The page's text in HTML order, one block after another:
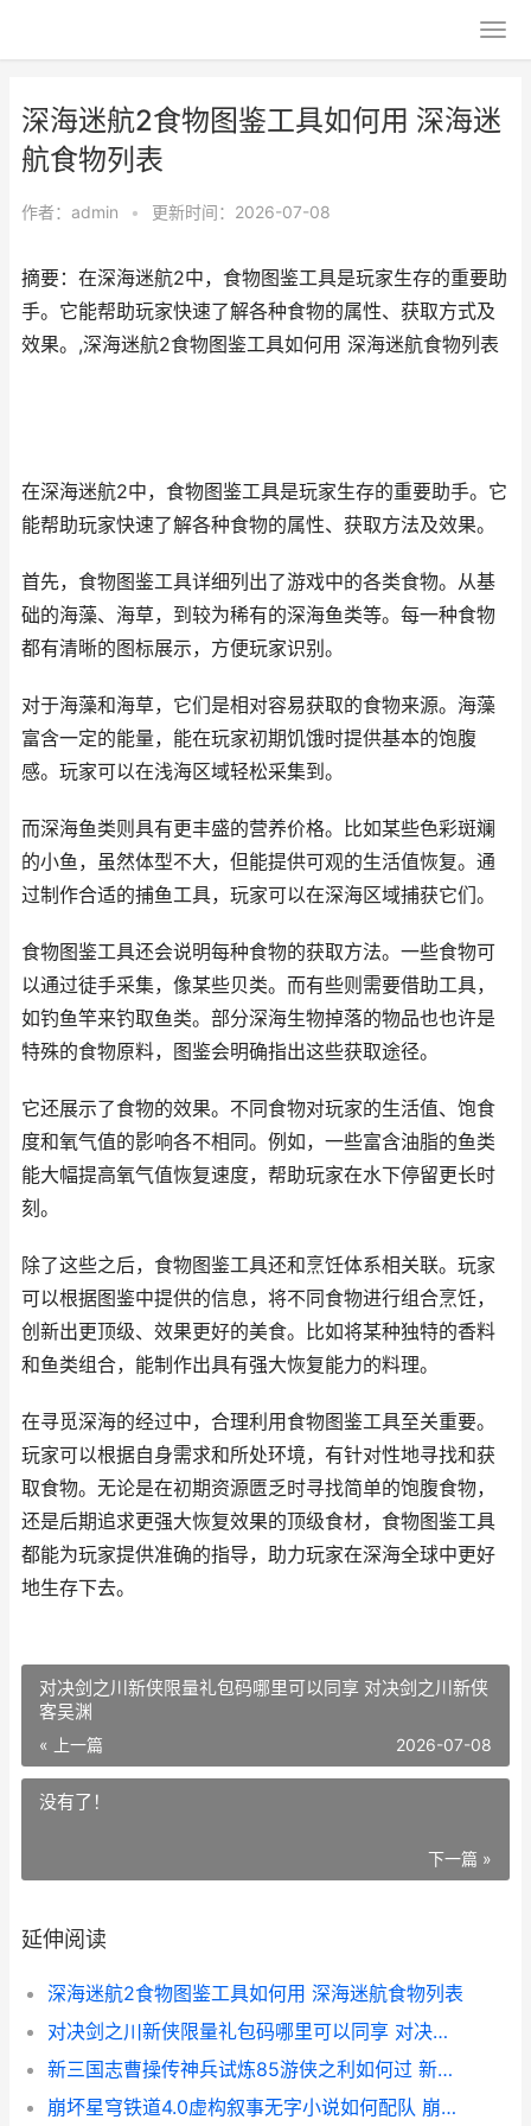
深海迷航2食物图鉴工具如何用 深海迷
航食物列表
作者： admin • 更新时间：2026-07-08
摘要：在深海迷航2中，食物图鉴工具是玩家生存的重要助
手。它能帮助玩家快速了解各种食物的属性、获取方式及
效果。,深海迷航2食物图鉴工具如何用 深海迷航食物列表
在深海迷航2中，食物图鉴工具是玩家生存的重要助手。它
能帮助玩家快速了解各种食物的属性、获取方法及效果。
首先，食物图鉴工具详细列出了游戏中的各类食物。从基
础的海藻、海草，到较为稀有的深海鱼类等。每一种食物
都有清晰的图标展示，方便玩家识别。
对于海藻和海草，它们是相对容易获取的食物来源。海藻
富含一定的能量，能在玩家初期饥饿时提供基本的饱腹
感。玩家可以在浅海区域轻松采集到。
而深海鱼类则具有更丰盛的营养价格。比如某些色彩斑斓
的小鱼，虽然体型不大，但能提供可观的生活值恢复。通
过制作合适的捕鱼工具，玩家可以在深海区域捕获它们。
食物图鉴工具还会说明每种食物的获取方法。一些食物可
以通过徒手采集，像某些贝类。而有些则需要借助工具，
如钓鱼竿来钓取鱼类。部分深海生物掉落的物品也也许是
特殊的食物原料，图鉴会明确指出这些获取途径。
它还展示了食物的效果。不同食物对玩家的生活值、饱食
度和氧气值的影响各不相同。例如，一些富含油脂的鱼类
能大幅提高氧气值恢复速度，帮助玩家在水下停留更长时
刻。
除了这些之后，食物图鉴工具还和烹饪体系相关联。玩家
可以根据图鉴中提供的信息，将不同食物进行组合烹饪，
创新出更顶级、效果更好的美食。比如将某种独特的香料
和鱼类组合，能制作出具有强大恢复能力的料理。
在寻觅深海的经过中，合理利用食物图鉴工具至关重要。
玩家可以根据自身需求和所处环境，有针对性地寻找和获
取食物。无论是在初期资源匮乏时寻找简单的饱腹食物，
还是后期追求更强大恢复效果的顶级食材，食物图鉴工具
都能为玩家提供准确的指导，助力玩家在深海全球中更好
地生存下去。
对决剑之川新侠限量礼包码哪里可以同享 对决剑之川新侠
客吴渊
« 上一篇 2026-07-08
没有了！
下一篇 »
延伸阅读
深海迷航2食物图鉴工具如何用 深海迷航食物列表
对决剑之川新侠限量礼包码哪里可以同享 对决剑之川新侠客吴渊
新三国志曹操传神兵试炼85游侠之利如何过 新三国志曹操传t0
崩坏星穹铁道4.0虚构叙事无字小说如何配队 崩坏星穹铁道4.0什么时候更新